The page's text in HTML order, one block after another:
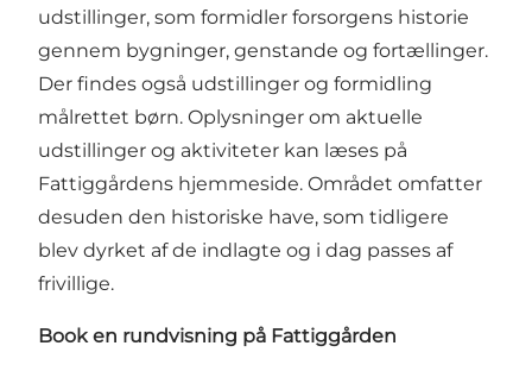
udstillinger, som formidler forsorgens historie
gennem bygninger, genstande og fortællinger.
Der findes også udstillinger og formidling
målrettet børn. Oplysninger om aktuelle
udstillinger og aktiviteter kan læses på
Fattiggårdens hjemmeside. Området omfatter
desuden den historiske have, som tidligere
blev dyrket af de indlagte og i dag passes af
frivillige.
Book en rundvisning på Fattiggården